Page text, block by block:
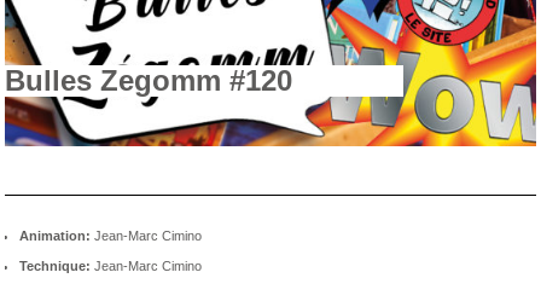
Bulles Zegomm #120
Animation: Jean-Marc Cimino
Technique: Jean-Marc Cimino